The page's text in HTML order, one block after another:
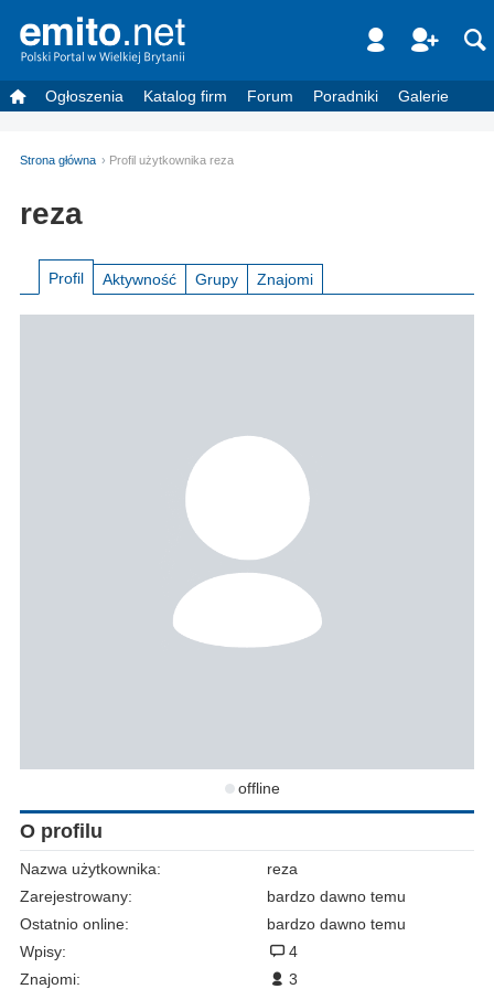
Ogłoszenia Katalog firm Forum Poradniki Galerie
Strona główna Profil użytkownika reza
reza
Profil Aktywność Grupy Znajomi
offline
O profilu
Nazwa użytkownika:
reza
Zarejestrowany:
bardzo dawno temu
Ostatnio online:
bardzo dawno temu
Wpisy:
4
Znajomi:
3